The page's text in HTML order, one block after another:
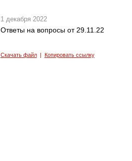
1 декабря 2022
Ответы на вопросы от 29.11.22
Скачать файл| Копировать ссылку